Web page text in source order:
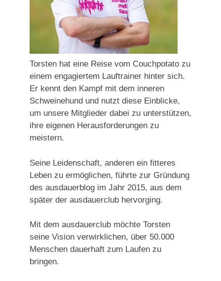
Torsten hat eine Reise vom Couchpotato zu
einem engagiertem Lauftrainer hinter sich.
Er kennt den Kampf mit dem inneren
Schweinehund und nutzt diese Einblicke,
um unsere Mitglieder dabei zu unterstützen,
ihre eigenen Herausforderungen zu
meistern.
Seine Leidenschaft, anderen ein fitteres
Leben zu ermöglichen, führte zur Gründung
des ausdauerblog im Jahr 2015, aus dem
später der ausdauerclub hervorging.
Mit dem ausdauerclub möchte Torsten
seine Vision verwirklichen, über 50.000
Menschen dauerhaft zum Laufen zu
bringen.